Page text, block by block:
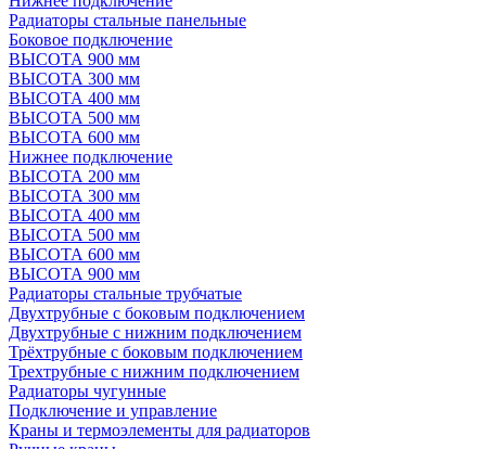
Радиаторы стальные панельные
Боковое подключение
ВЫСОТА 900 мм
ВЫСОТА 300 мм
ВЫСОТА 400 мм
ВЫСОТА 500 мм
ВЫСОТА 600 мм
Нижнее подключение
ВЫСОТА 200 мм
ВЫСОТА 300 мм
ВЫСОТА 400 мм
ВЫСОТА 500 мм
ВЫСОТА 600 мм
ВЫСОТА 900 мм
Радиаторы стальные трубчатые
Двухтрубные с боковым подключением
Двухтрубные с нижним подключением
Трёхтрубные с боковым подключением
Трехтрубные с нижним подключением
Радиаторы чугунные
Подключение и управление
Краны и термоэлементы для радиаторов